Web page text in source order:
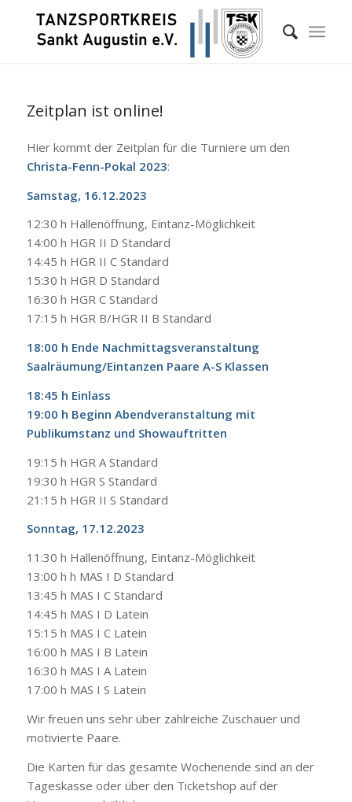
Zeitplan ist online!
Hier kommt der Zeitplan für die Turniere um den
Christa-Fenn-Pokal 2023:
Samstag, 16.12.2023
12:30 h Hallenöffnung, Eintanz-Möglichkeit
14:00 h HGR II D Standard
14:45 h HGR II C Standard
15:30 h HGR D Standard
16:30 h HGR C Standard
17:15 h HGR B/HGR II B Standard
18:00 h Ende Nachmittagsveranstaltung
Saalräumung/Eintanzen Paare A-S Klassen
18:45 h Einlass
19:00 h Beginn Abendveranstaltung mit
Publikumstanz und Showauftritten
19:15 h HGR A Standard
19:30 h HGR S Standard
21:15 h HGR II S Standard
Sonntag, 17.12.2023
11:30 h Hallenöffnung, Eintanz-Möglichkeit
13:00 h h MAS I D Standard
13:45 h MAS I C Standard
14:45 h MAS I D Latein
15:15 h MAS I C Latein
16:00 h MAS I B Latein
16:30 h MAS I A Latein
17:00 h MAS I S Latein
Wir freuen uns sehr über zahlreiche Zuschauer und
motivierte Paare.
Die Karten für das gesamte Wochenende sind an der
Tageskasse oder über den Ticketshop auf der